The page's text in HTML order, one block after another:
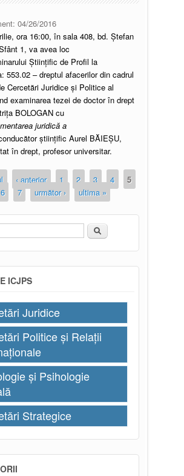
04/26/2016
ora 16:00, în sala 408, bd. Ștefan
1, va avea loc
Științific de Profil la
553.02 – dreptul afacerilor din cadrul
Cercetări Juridice și Politice al
examinarea tezei de doctor în drept
BOLOGAN cu
juridică a
științific Aurel BĂIEȘU,
în drept, profesor universitar.
‹ anterior 1 2 3 4
5
6
7 următor › ultima »
de căutare
Căutare
ICJPS
Juridice
Politice și Relații
și Psihologie
Strategice